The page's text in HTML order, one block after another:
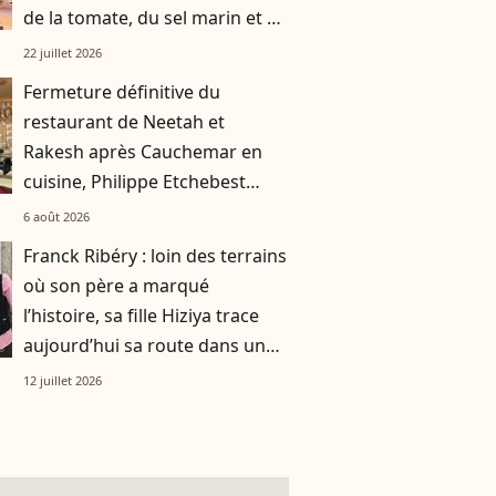
de la tomate, du sel marin et un
smoothie"
22 juillet 2026
Fermeture définitive du
restaurant de Neetah et
Rakesh après Cauchemar en
cuisine, Philippe Etchebest
pensait les avoir sauvés
6 août 2026
Franck Ribéry : loin des terrains
où son père a marqué
l’histoire, sa fille Hiziya trace
aujourd’hui sa route dans un
tout autre univers
12 juillet 2026